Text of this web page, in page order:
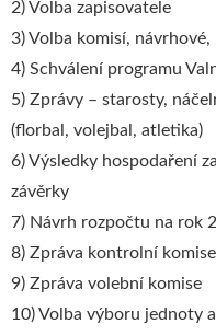
2) Volba zapisovatele
3) Volba komisí,
4) Schválení programu
5) Zprávy – starosty,
(florbal, volejbal, atletika)
6) Výsledky hospodaření
závěrky
7) Návrh rozpočtu na rok
8) Zpráva kontrolní komise
9) Zpráva volební komise
10) Volba výboru jednoty